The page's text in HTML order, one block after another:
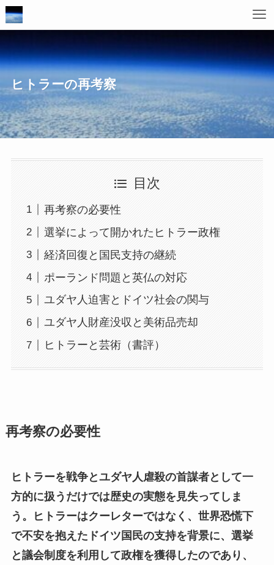
ヒトラーの再考察
目次
再考察の必要性
選挙によって開かれたヒトラー政権
経済回復と国民支持の継続
ポーランド問題と英仏の対応
ユダヤ人迫害とドイツ社会の関与
ユダヤ人財産没収と美術品売却
ヒトラーと芸術（書評）
再考察の必要性
ヒトラーを戦争とユダヤ人虐殺の首謀者として一
方的に扱うだけでは歴史の実態を見失ってしま
う。ヒトラーはクーレターではなく、世界恐慌下
で不安を抱えたドイツ国民の支持を背景に、選挙
と議会制度を利用して政権を獲得したのであり、